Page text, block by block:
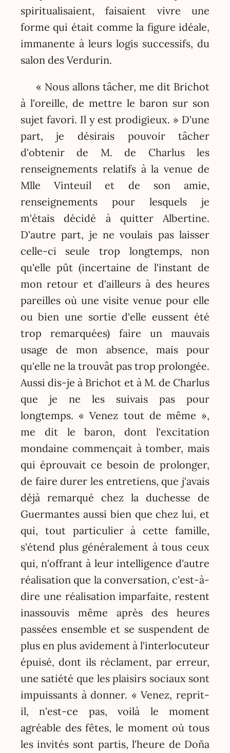
spiritualisaient, faisaient vivre une
forme qui était comme la figure idéale,
immanente à leurs logis successifs, du
salon des Verdurin.
« Nous allons tâcher, me dit Brichot
à l'oreille, de mettre le baron sur son
sujet favori. Il y est prodigieux. » D'une
part, je désirais pouvoir tâcher
d'obtenir de M. de Charlus les
renseignements relatifs à la venue de
Mlle Vinteuil et de son amie,
renseignements pour lesquels je
m'étais décidé à quitter Albertine.
D'autre part, je ne voulais pas laisser
celle-ci seule trop longtemps, non
qu'elle pût (incertaine de l'instant de
mon retour et d'ailleurs à des heures
pareilles où une visite venue pour elle
ou bien une sortie d'elle eussent été
trop remarquées) faire un mauvais
usage de mon absence, mais pour
qu'elle ne la trouvât pas trop prolongée.
Aussi dis-je à Brichot et à M. de Charlus
que je ne les suivais pas pour
longtemps. « Venez tout de même »,
me dit le baron, dont l'excitation
mondaine commençait à tomber, mais
qui éprouvait ce besoin de prolonger,
de faire durer les entretiens, que j'avais
déjà remarqué chez la duchesse de
Guermantes aussi bien que chez lui, et
qui, tout particulier à cette famille,
s'étend plus généralement à tous ceux
qui, n'offrant à leur intelligence d'autre
réalisation que la conversation, c'est-à-
dire une réalisation imparfaite, restent
inassouvis même après des heures
passées ensemble et se suspendent de
plus en plus avidement à l'interlocuteur
épuisé, dont ils réclament, par erreur,
une satiété que les plaisirs sociaux sont
impuissants à donner. « Venez, reprit-
il, n'est-ce pas, voilà le moment
agréable des fêtes, le moment où tous
les invités sont partis, l'heure de Doña